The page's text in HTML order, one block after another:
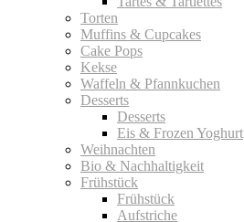
Torten
Muffins & Cupcakes
Cake Pops
Kekse
Waffeln & Pfannkuchen
Desserts
Desserts
Eis & Frozen Yoghurt
Weihnachten
Bio & Nachhaltigkeit
Frühstück
Frühstück
Aufstriche